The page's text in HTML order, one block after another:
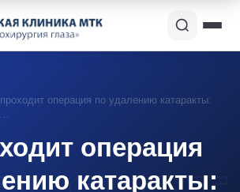
операция по удалению катаракты:
операция
катаракты: